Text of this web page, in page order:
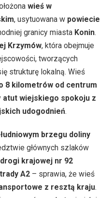
wieś w
, usytuowana w powiecie
granicy miasta Konin.
Krzymów, która obejmuje
tworzących
strukturę lokalną. Wieś
8 kilometrów od centrum
atut wiejskiego spokoju z
udogodnień.
brzegu doliny
głównych szlaków
drogi krajowej nr 92
A2 – sprawia, że wieś
z resztą kraju.